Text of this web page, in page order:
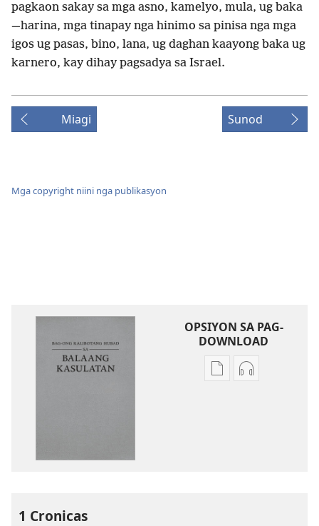
pagkaon sakay sa mga asno, kamelyo, mula, ug baka​
—harina, mga tinapay nga hinimo sa pinisa nga mga
igos ug pasas, bino, lana, ug daghan kaayong baka ug
karnero, kay dihay pagsadya sa Israel.
Miagi Sunod
Mga copyright niini nga publikasyon
OPSIYON SA PAG-
DOWNLOAD
OpsiyonOpsiyon
1 Cronicas